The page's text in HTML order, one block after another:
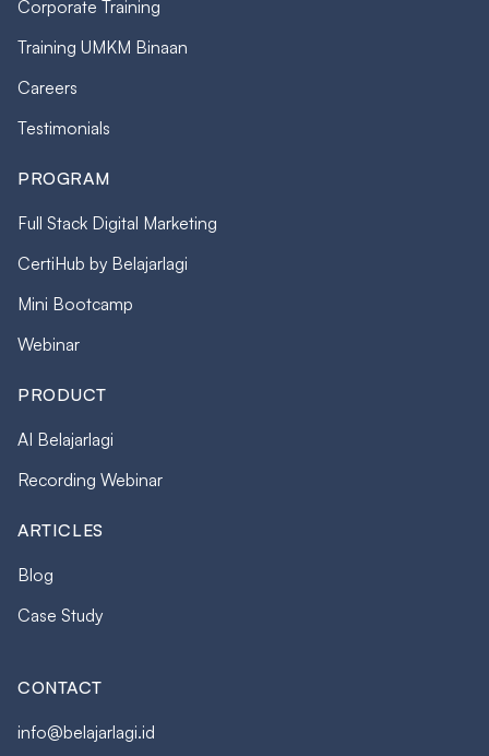
Corporate Training
Training UMKM Binaan
Careers
Testimonials
PROGRAM
Full Stack Digital Marketing
CertiHub by Belajarlagi
Mini Bootcamp
Webinar
PRODUCT
AI Belajarlagi
Recording Webinar
ARTICLES
Blog
Case Study
CONTACT
info@belajarlagi.id